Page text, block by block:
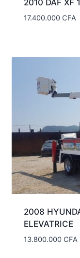
2010 DAF XF
17.400.000 CFA
2008
ELEVATRICE
13.800.000 CFA